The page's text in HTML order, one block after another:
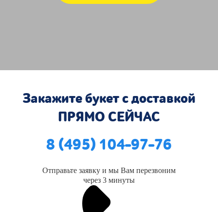
Закажите букет с доставкой
ПРЯМО СЕЙЧАС
8 (495) 104-97-76
Отправьте заявку и мы Вам перезвоним
через 3 минуты